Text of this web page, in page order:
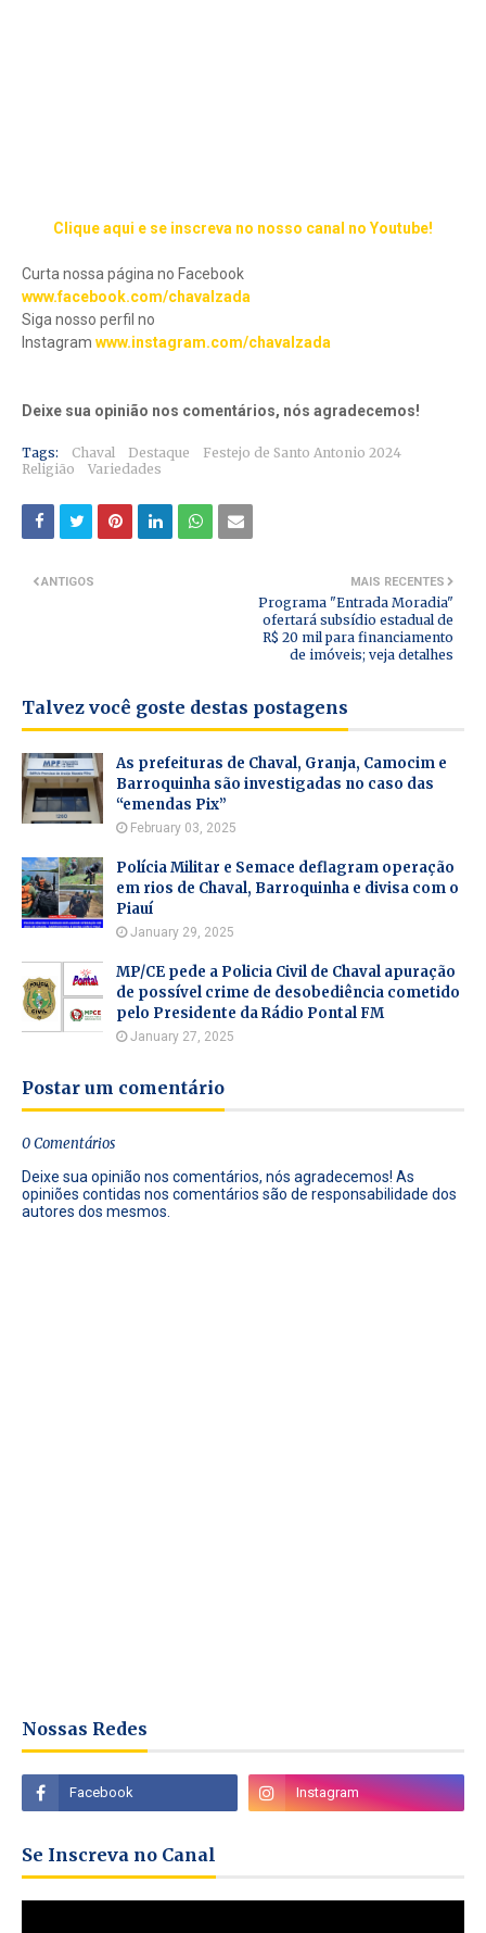
Clique aqui e se inscreva no nosso canal no Youtube!
Curta nossa página no Facebook
www.facebook.com/chavalzada
Siga nosso perfil no
Instagram www.instagram.com/chavalzada
Deixe sua opinião nos comentários, nós agradecemos!
Tags: Chaval Destaque
Festejo de Santo Antonio 2024
Religião
Variedades
MAIS RECENTES
Programa "Entrada Moradia"
ofertará subsídio estadual de
R$ 20 mil para financiamento
de imóveis; veja detalhes
ANTIGOS
Talvez você goste destas postagens
As prefeituras de Chaval, Granja, Camocim e
Barroquinha são investigadas no caso das
“emendas Pix”
February 03, 2025
Polícia Militar e Semace deflagram operação
em rios de Chaval, Barroquinha e divisa com o
Piauí
January 29, 2025
MP/CE pede a Policia Civil de Chaval apuração
de possível crime de desobediência cometido
pelo Presidente da Rádio Pontal FM
January 27, 2025
Postar um comentário
0 Comentários
Deixe sua opinião nos comentários, nós agradecemos! As
opiniões contidas nos comentários são de responsabilidade dos
autores dos mesmos.
Nossas Redes
Se Inscreva no Canal